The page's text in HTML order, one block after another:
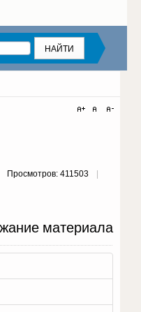
Просмотров: 411503
материала